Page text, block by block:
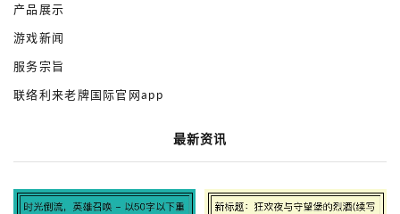
产品展示
游戏新闻
服务宗旨
联络利来老牌国际官网app
最新资讯